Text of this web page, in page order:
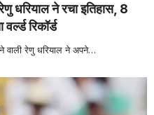
ने रचा इतिहास, 8
रिकॉर्ड
वाली रेणु धरियाल ने अपने…